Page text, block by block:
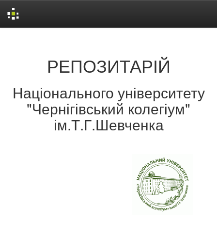
РЕПОЗИТАРІЙ
Національного університету
"Чернігівський колегіум"
ім.Т.Г.Шевченка